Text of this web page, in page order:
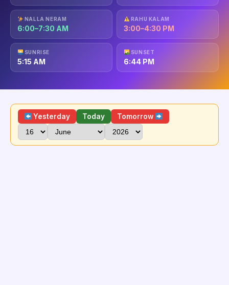
NALLA NERAM
6:00–7:30 AM
RAHU KALAM
3:00–4:30 PM
SUNRISE
5:15 AM
SUNSET
6:44 PM
Yesterday Today Tomorrow